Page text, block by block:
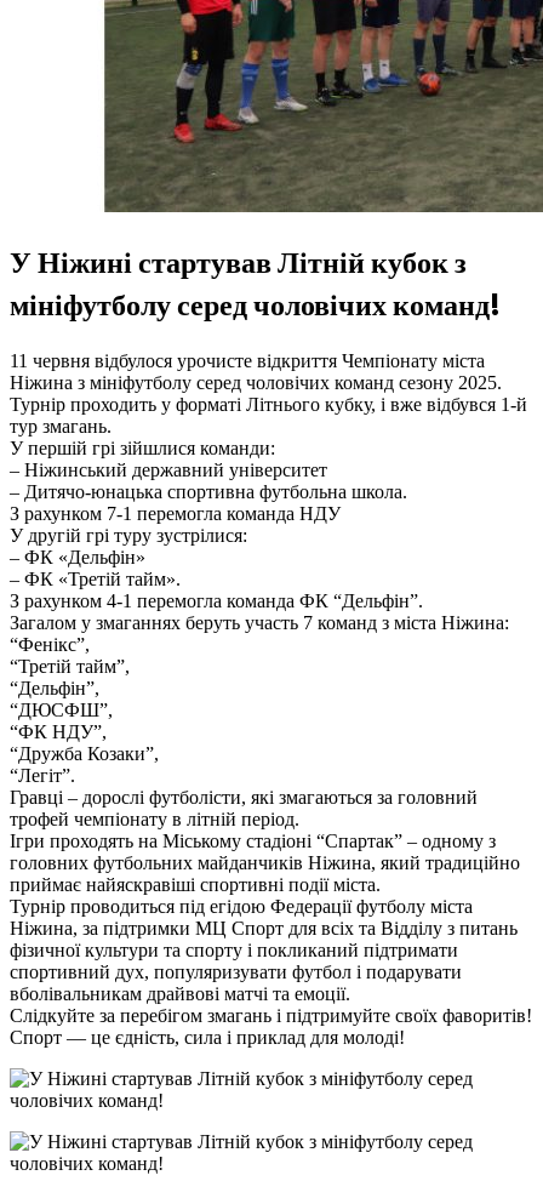
У Ніжині стартував Літній кубок з
мініфутболу серед чоловічих команд!
11 червня відбулося урочисте відкриття Чемпіонату міста
Ніжина з мініфутболу серед чоловічих команд сезону 2025.
Турнір проходить у форматі Літнього кубку, і вже відбувся 1-й
тур змагань.
У першій грі зійшлися команди:
– Ніжинський державний університет
– Дитячо-юнацька спортивна футбольна школа.
З рахунком 7-1 перемогла команда НДУ
У другій грі туру зустрілися:
– ФК «Дельфін»
– ФК «Третій тайм».
З рахунком 4-1 перемогла команда ФК “Дельфін”.
Загалом у змаганнях беруть участь 7 команд з міста Ніжина:
“Фенікс”,
“Третій тайм”,
“Дельфін”,
“ДЮСФШ”,
“ФК НДУ”,
“Дружба Козаки”,
“Легіт”.
Гравці – дорослі футболісти, які змагаються за головний
трофей чемпіонату в літній період.
Ігри проходять на Міському стадіоні “Спартак” – одному з
головних футбольних майданчиків Ніжина, який традиційно
приймає найяскравіші спортивні події міста.
Турнір проводиться під егідою Федерації футболу міста
Ніжина, за підтримки МЦ Спорт для всіх та Відділу з питань
фізичної культури та спорту і покликаний підтримати
спортивний дух, популяризувати футбол і подарувати
вболівальникам драйвові матчі та емоції.
Слідкуйте за перебігом змагань і підтримуйте своїх фаворитів!
Спорт — це єдність, сила і приклад для молоді!